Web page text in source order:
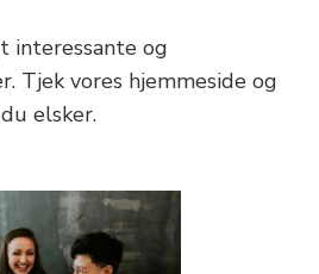
interessante og
Tjek vores hjemmeside og
elsker.